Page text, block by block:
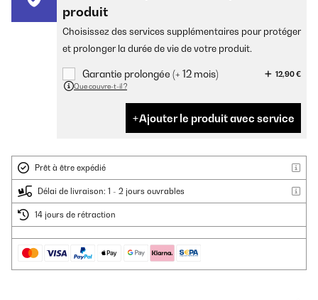
produit
Choisissez des services supplémentaires pour protéger
et prolonger la durée de vie de votre produit.
Garantie prolongée (+ 12 mois)
12,90 €
Que couvre-t-il ?
Ajouter le produit avec service
Prêt à être expédié
Délai de livraison: 1 - 2 jours ouvrables
14 jours de rétraction